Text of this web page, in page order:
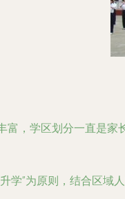
，学区划分一直是
学”为原则，结合区